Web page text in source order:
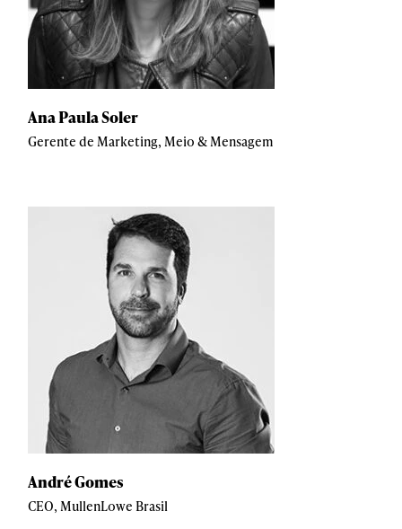
Ana Paula Soler
Gerente de Marketing, Meio & Mensagem
André Gomes
CEO, MullenLowe Brasil